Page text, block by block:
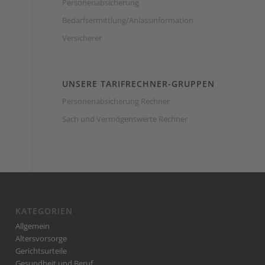
Personenabsicherung
Bedarfsermittlung/Anlassinformation
Versicherer
UNSERE TARIFRECHNER-GRUPPEN
Personenabsicherung Rechner
Sach und Vermögenswerte Rechner
KATEGORIEN
Allgemein
Altersvorsorge
Gerichtsurteile